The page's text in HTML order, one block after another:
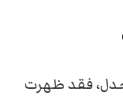
فقد ظهرت